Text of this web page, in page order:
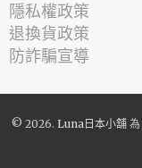
隱私權政策
退換貨政策
防詐騙宣導
© 2026. Luna日本小舖 為